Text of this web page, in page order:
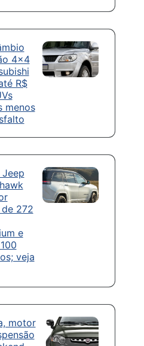
4×4
R$
menos
272
e
veja
motor